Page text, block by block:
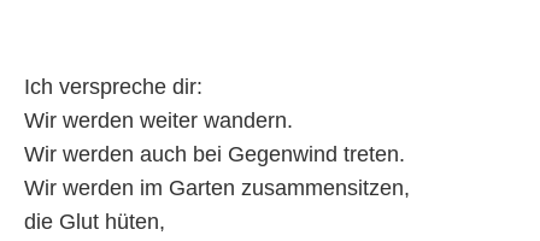
Ich verspreche dir:
Wir werden weiter wandern.
Wir werden auch bei Gegenwind treten.
Wir werden im Garten zusammensitzen,
die Glut hüten,